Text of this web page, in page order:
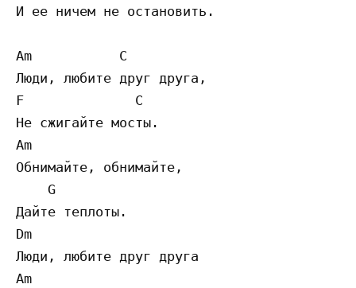
И ее ничем не остановить.
Am           C
Люди, любите друг друга,
F              C
Не сжигайте мосты.
Am
Обнимайте, обнимайте,
    G
Дайте теплоты.
Dm
Люди, любите друг друга
Am